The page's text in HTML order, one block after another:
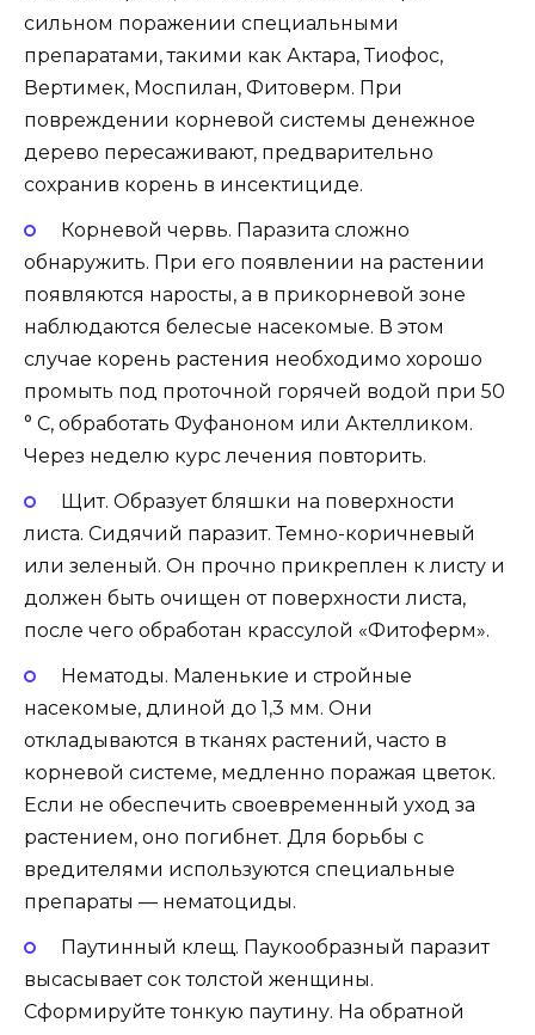
сильном поражении специальными
препаратами, такими как Актара, Тиофос,
Вертимек, Моспилан, Фитоверм. При
повреждении корневой системы денежное
дерево пересаживают, предварительно
сохранив корень в инсектициде.
Корневой червь. Паразита сложно
обнаружить. При его появлении на растении
появляются наросты, а в прикорневой зоне
наблюдаются белесые насекомые. В этом
случае корень растения необходимо хорошо
промыть под проточной горячей водой при 50
° С, обработать Фуфаноном или Актелликом.
Через неделю курс лечения повторить.
Щит. Образует бляшки на поверхности
листа. Сидячий паразит. Темно-коричневый
или зеленый. Он прочно прикреплен к листу и
должен быть очищен от поверхности листа,
после чего обработан крассулой «Фитоферм».
Нематоды. Маленькие и стройные
насекомые, длиной до 1,3 мм. Они
откладываются в тканях растений, часто в
корневой системе, медленно поражая цветок.
Если не обеспечить своевременный уход за
растением, оно погибнет. Для борьбы с
вредителями используются специальные
препараты — нематоциды.
Паутинный клещ. Паукообразный паразит
высасывает сок толстой женщины.
Сформируйте тонкую паутину. На обратной